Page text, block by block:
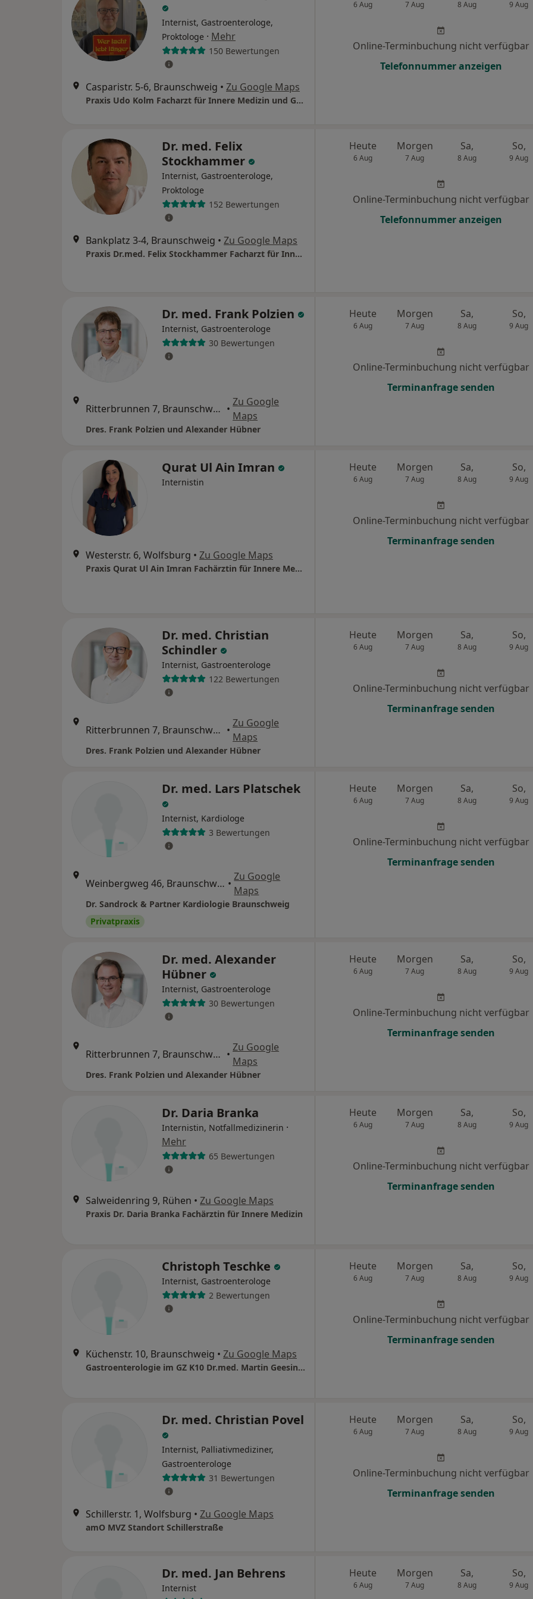
Internist, Gastroenterologe,
Proktologe · Mehr
150 Bewertungen
Casparistr. 5-6, Braunschweig • Zu Google Maps
Praxis Udo Kolm Facharzt für Innere Medizin und Gastroenterologie
6 Aug 7 Aug 8 Aug 9 Aug
Online-Terminbuchung nicht verfügbar
Telefonnummer anzeigen
Dr. med. Felix
Stockhammer
Internist, Gastroenterologe,
Proktologe
152 Bewertungen
Bankplatz 3-4, Braunschweig • Zu Google Maps
Praxis Dr.med. Felix Stockhammer Facharzt für Innere Medizin und Gastroenterologie
Heute
6 Aug
Morgen
7 Aug
Sa,
8 Aug
So,
9 Aug
Online-Terminbuchung nicht verfügbar
Telefonnummer anzeigen
Dr. med. Frank Polzien
Internist, Gastroenterologe
30 Bewertungen
Ritterbrunnen 7, Braunschweig •
Zu Google
Maps
Dres. Frank Polzien und Alexander Hübner
Heute
6 Aug
Morgen
7 Aug
Sa,
8 Aug
So,
9 Aug
Online-Terminbuchung nicht verfügbar
Terminanfrage senden
Qurat Ul Ain Imran
Internistin
Westerstr. 6, Wolfsburg • Zu Google Maps
Praxis Qurat Ul Ain Imran Fachärztin für Innere Medizin
Heute
6 Aug
Morgen
7 Aug
Sa,
8 Aug
So,
9 Aug
Online-Terminbuchung nicht verfügbar
Terminanfrage senden
Dr. med. Christian
Schindler
Internist, Gastroenterologe
122 Bewertungen
Ritterbrunnen 7, Braunschweig •
Zu Google
Maps
Dres. Frank Polzien und Alexander Hübner
Heute
6 Aug
Morgen
7 Aug
Sa,
8 Aug
So,
9 Aug
Online-Terminbuchung nicht verfügbar
Terminanfrage senden
Dr. med. Lars Platschek
Internist, Kardiologe
3 Bewertungen
Weinbergweg 46, Braunschweig •
Zu Google
Maps
Dr. Sandrock & Partner Kardiologie Braunschweig
Privatpraxis
Heute
6 Aug
Morgen
7 Aug
Sa,
8 Aug
So,
9 Aug
Online-Terminbuchung nicht verfügbar
Terminanfrage senden
Dr. med. Alexander
Hübner
Internist, Gastroenterologe
30 Bewertungen
Ritterbrunnen 7, Braunschweig •
Zu Google
Maps
Dres. Frank Polzien und Alexander Hübner
Heute
6 Aug
Morgen
7 Aug
Sa,
8 Aug
So,
9 Aug
Online-Terminbuchung nicht verfügbar
Terminanfrage senden
Dr. Daria Branka
Internistin, Notfallmedizinerin ·
Mehr
65 Bewertungen
Salweidenring 9, Rühen • Zu Google Maps
Praxis Dr. Daria Branka Fachärztin für Innere Medizin
Heute
6 Aug
Morgen
7 Aug
Sa,
8 Aug
So,
9 Aug
Online-Terminbuchung nicht verfügbar
Terminanfrage senden
Christoph Teschke
Internist, Gastroenterologe
2 Bewertungen
Küchenstr. 10, Braunschweig • Zu Google Maps
Gastroenterologie im GZ K10 Dr.med. Martin Geesink Christoph Teschke und Dr.med. Martin Genschel
Heute
6 Aug
Morgen
7 Aug
Sa,
8 Aug
So,
9 Aug
Online-Terminbuchung nicht verfügbar
Terminanfrage senden
Dr. med. Christian Povel
Internist, Palliativmediziner,
Gastroenterologe
31 Bewertungen
Schillerstr. 1, Wolfsburg • Zu Google Maps
amO MVZ Standort Schillerstraße
Heute
6 Aug
Morgen
7 Aug
Sa,
8 Aug
So,
9 Aug
Online-Terminbuchung nicht verfügbar
Terminanfrage senden
Dr. med. Jan Behrens
Internist
Heute
6 Aug
Morgen
7 Aug
Sa,
8 Aug
So,
9 Aug